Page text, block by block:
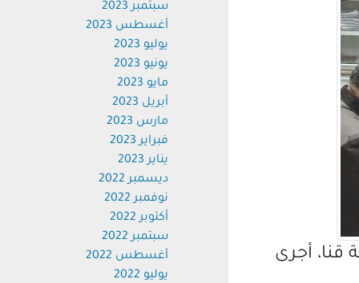
قنا، أجرى
سبتمبر 2023
أغسطس 2023
يوليو 2023
يونيو 2023
مايو 2023
أبريل 2023
مارس 2023
فبراير 2023
يناير 2023
ديسمبر 2022
نوفمبر 2022
أكتوبر 2022
سبتمبر 2022
أغسطس 2022
يوليو 2022